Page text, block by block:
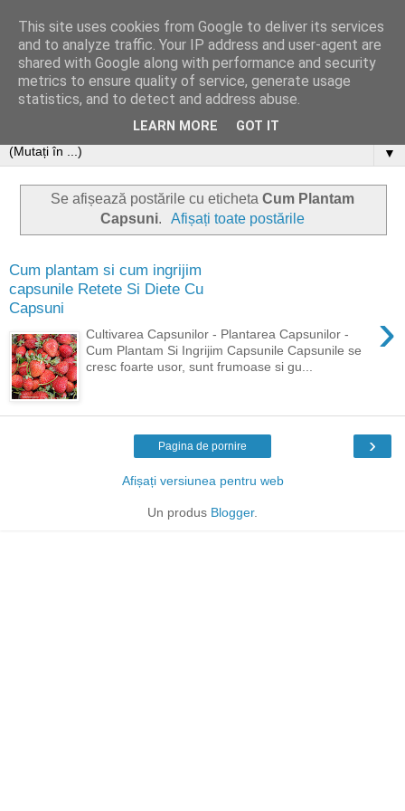
▼
Se afișează postările cu eticheta Cum Plantam
Capsuni. Afișați toate postările
Cum plantam si cum ingrijim
capsunile Retete Si Diete Cu
Capsuni
›
Cultivarea Capsunilor - Plantarea Capsunilor -
Cum Plantam Si Ingrijim Capsunile Capsunile se
cresc foarte usor, sunt frumoase si gu...
›
Pagina de pornire
Afișați versiunea pentru web
Un produs Blogger.
This site uses cookies from Google to deliver its services
and to analyze traffic. Your IP address and user-agent are
shared with Google along with performance and security
metrics to ensure quality of service, generate usage
statistics, and to detect and address abuse.
LEARN MORE GOT IT